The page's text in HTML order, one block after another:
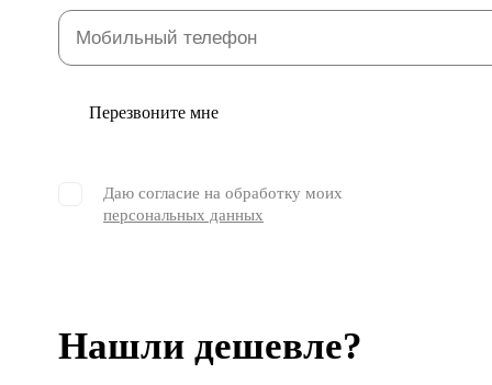
Перезвоните мне
Даю согласие на обработку моих
персональных данных
Нашли дешевле?